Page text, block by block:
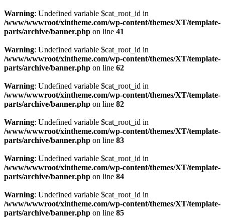
Warning: Undefined variable $cat_root_id in
/www/wwwroot/xintheme.com/wp-content/themes/XT/template-
parts/archive/banner.php on line 41
Warning: Undefined variable $cat_root_id in
/www/wwwroot/xintheme.com/wp-content/themes/XT/template-
parts/archive/banner.php on line 62
Warning: Undefined variable $cat_root_id in
/www/wwwroot/xintheme.com/wp-content/themes/XT/template-
parts/archive/banner.php on line 82
Warning: Undefined variable $cat_root_id in
/www/wwwroot/xintheme.com/wp-content/themes/XT/template-
parts/archive/banner.php on line 83
Warning: Undefined variable $cat_root_id in
/www/wwwroot/xintheme.com/wp-content/themes/XT/template-
parts/archive/banner.php on line 84
Warning: Undefined variable $cat_root_id in
/www/wwwroot/xintheme.com/wp-content/themes/XT/template-
parts/archive/banner.php on line 85